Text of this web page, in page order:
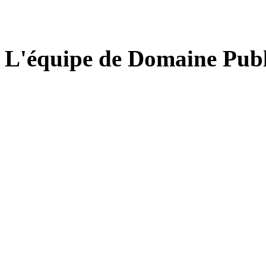
L'équipe de Domaine